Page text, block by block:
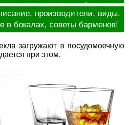
подавать напитки в фужере
производители, виды.
в бокалах, советы барменов!
загружают в посудомоечную
при этом.